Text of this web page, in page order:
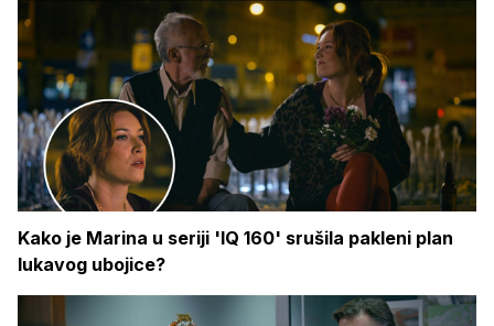
Kako je Marina u seriji 'IQ 160' srušila pakleni plan
lukavog ubojice?